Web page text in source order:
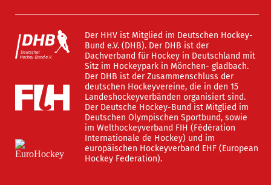
Der HHV ist Mitglied im Deutschen Hockey-
Bund e.V. (DHB). Der DHB ist der
Dachverband für Hockey in Deutschland mit
Sitz im Hockeypark in Mönchen- gladbach.
Der DHB ist der Zusammenschluss der
deutschen Hockeyvereine, die in den 15
Landeshockeyverbänden organisiert sind.
Der Deutsche Hockey-Bund ist Mitglied im
Deutschen Olympischen Sportbund, sowie
im Welthockeyverband FIH (Fédération
Internationale de Hockey) und im
europäischen Hockeyverband EHF (European
Hockey Federation).